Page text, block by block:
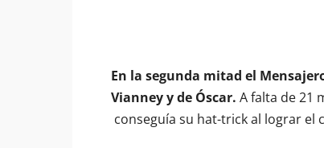
En la segunda mitad el
Vianney y de Óscar. A falta de 21
conseguía su hat-trick al lograr el